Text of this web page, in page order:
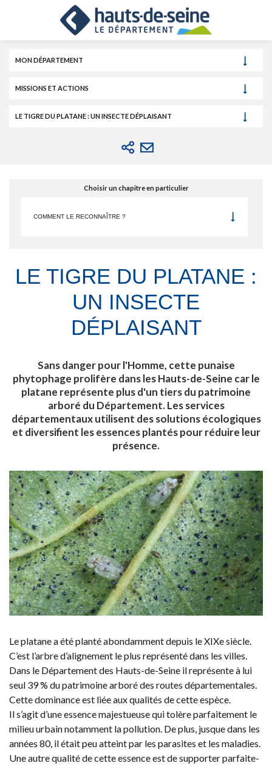
recherche
MON DÉPARTEMENT
MISSIONS ET ACTIONS
LE TIGRE DU PLATANE : UN INSECTE DÉPLAISANT
Choisir un chapitre en particulier
COMMENT LE RECONNAÎTRE ?
LE TIGRE DU PLATANE :
UN INSECTE
DÉPLAISANT
Sans danger pour l'Homme, cette punaise
phytophage prolifère dans les Hauts-de-Seine car le
platane représente plus d'un tiers du patrimoine
arboré du Département. Les services
départementaux utilisent des solutions écologiques
et diversifient les essences plantés pour réduire leur
présence.
Le platane a été planté abondamment depuis le XIXe siècle.
C’est l’arbre d’alignement le plus représenté dans les villes.
Dans le Département des Hauts-de-Seine il représente à lui
seul 39 % du patrimoine arboré des routes départementales.
Cette dominance est liée aux qualités de cette espèce.
Il s’agit d’une essence majestueuse qui tolère parfaitement le
milieu urbain notamment la pollution. De plus, jusque dans les
années 80, il était peu atteint par les parasites et les maladies.
Une autre qualité de cette essence est de supporter parfaite-
Cookies et traceurs utilisés sur ce site.